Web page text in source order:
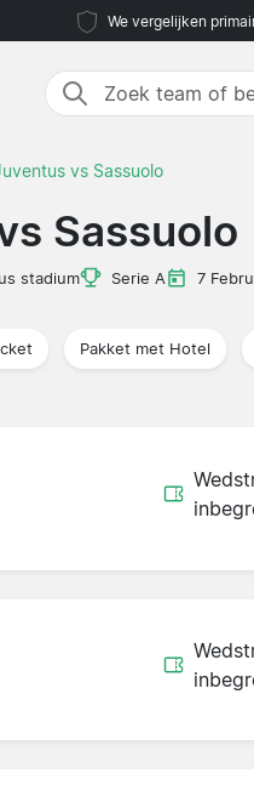
We vergelijken
vs Sassuolo
Sassuolo
stadium Serie A 7
Pakket met Hotel